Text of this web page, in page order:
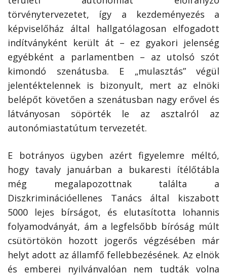
törvénytervezetet, így a kezdeményezés a
képviselőház által hallgatólagosan elfogadott
indítványként került át – ez gyakori jelenség
egyébként a parlamentben – az utolsó szót
kimondó szenátusba. E „mulasztás” végül
jelentéktelennek is bizonyult, mert az elnöki
belépőt követően a szenátusban nagy erővel és
látványosan söpörték le az asztalról az
autonómiastatútum tervezetét.
E botrányos ügyben azért figyelemre méltó,
hogy tavaly januárban a bukaresti ítélőtábla
még megalapozottnak találta a
Diszkriminációellenes Tanács által kiszabott
5000 lejes bírságot, és elutasította Iohannis
folyamodványát, ám a legfelsőbb bíróság múlt
csütörtökön hozott jogerős végzésében már
helyt adott az államfő fellebbezésének. Az elnök
és emberei nyilvánvalóan nem tudták volna